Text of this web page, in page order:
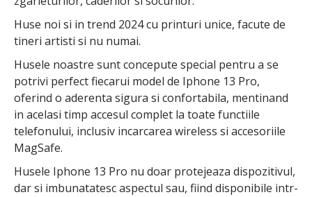
Huse noi si in trend 2024 cu printuri unice, facute de
tineri artisti si nu numai.
Husele noastre sunt concepute special pentru a se
potrivi perfect fiecarui model de Iphone 13 Pro,
oferind o aderenta sigura si confortabila, mentinand
in acelasi timp accesul complet la toate functiile
telefonului, inclusiv incarcarea wireless si accesoriile
MagSafe.
Husele Iphone 13 Pro nu doar protejeaza dispozitivul,
dar si imbunatatesc aspectul sau, fiind disponibile intr-